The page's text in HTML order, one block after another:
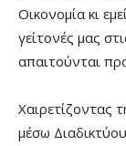
Οικονομία κι
γείτονές μας
απαιτούνται
Χαιρετίζοντας
μέσω